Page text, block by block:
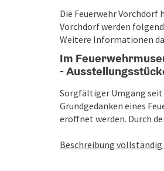
Die Feuerwehr
Vorchdorf werden
Weitere Informationen
Im
-
Sorgfältiger Umgang
Grundgedanken eines
eröffnet werden. Durch
Beschreibung vollständig